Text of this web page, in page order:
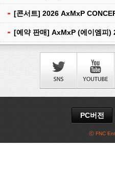
[콘서트] 2026 AxMxP
PC버전
ⓒ FNC